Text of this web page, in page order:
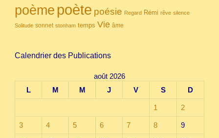
poème poète poésie Regard Rémi rêve silence
Solitude sonnet stonham temps Vie âme
Calendrier des Publications
août 2026
L
M M J V S D
1 2
3 4 5 6 7 8 9